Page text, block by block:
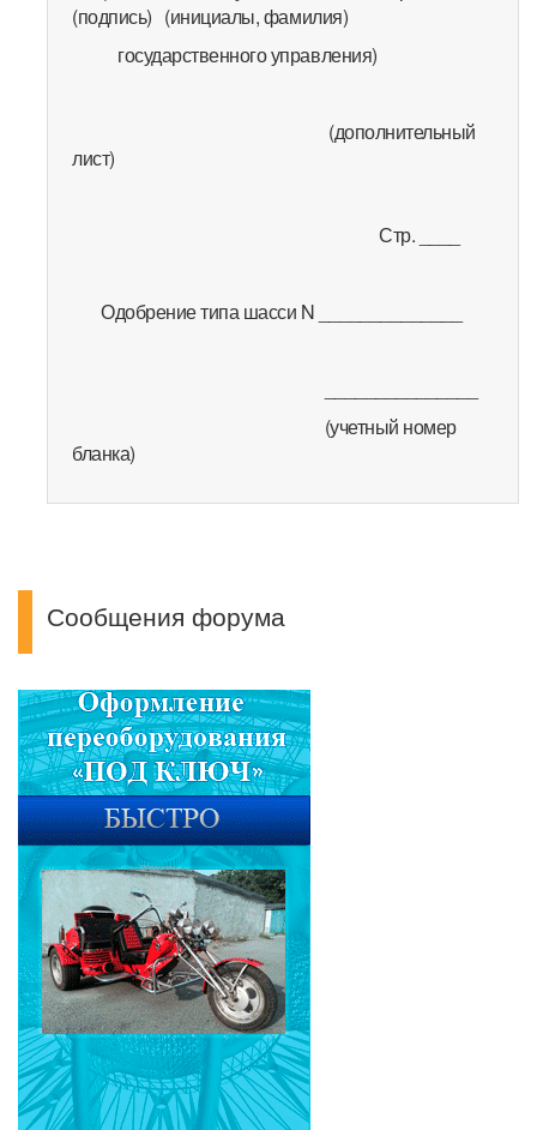
(подпись) (инициалы, фамилия)
государственного управления)
(дополнительный
лист)
Стр. ____
Одобрение типа шасси N ______________
(учетный номер
бланка)
Сообщения форума